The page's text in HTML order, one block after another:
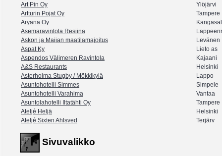
Art Pin Oy
Ylöjärvi
Artturin Pojat Oy
Tampere
Aryana Oy
Asemaravintola Resiina
Askon ja Maijan maatilamajoitus
Levänen
Aspat Ky
Lieto as
Aspendos Välimeren Ravintola
Kajaani
A&S Restaurants
Helsinki
Asterholma Stugby / Mökkikylä
Lappo
Asuntohotelli Simmes
Simpele
Asuntohotelli Varahima
Vantaa
Asuntolahotelli Iltatähti Oy
Tampere
Ateljé Heljä
Helsinki
Ateljé Sixten Ahlsved
Terjärv
Sivuvalikko